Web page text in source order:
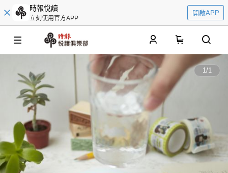
時報悅讀
立刻使用官方APP
開啟APP
1/1